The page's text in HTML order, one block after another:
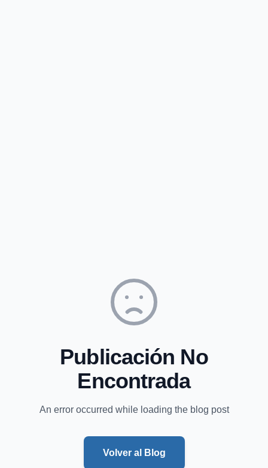
Publicación No
Encontrada
An error occurred while loading the blog post
Volver al Blog